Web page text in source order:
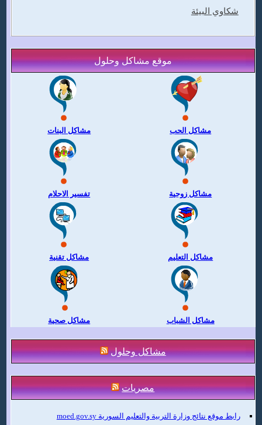
شكاوي البيئة
موقع مشاكل وحلول
مشاكل البنات مشاكل الحب
تفسير الاحلام مشاكل زوجية
مشاكل تقنية مشاكل التعليم
مشاكل صحية مشاكل الشباب
مشاكل وحلول
مصريات
رابط موقع نتائج وزارة التربية والتعليم السورية moed.gov.sy